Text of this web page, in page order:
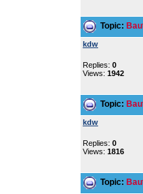
Topic:
kdw
Replies: 0
Views: 1942
Topic:
kdw
Replies: 0
Views: 1816
Topic: